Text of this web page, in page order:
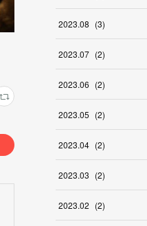
2023.08 (3)
2023.07 (2)
2023.06 (2)
2023.05 (2)
2023.04 (2)
2023.03 (2)
2023.02 (2)